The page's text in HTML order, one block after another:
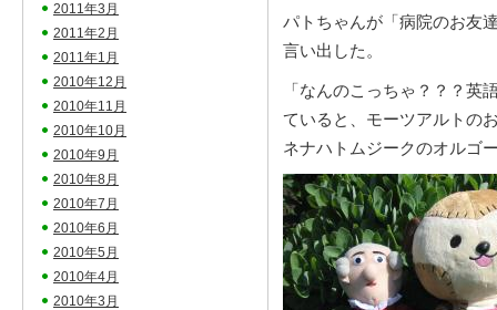
パトちゃんが「病院のお友
言い出した。
「なんのこっちゃ？？？英
ていると、モーツアルトの
ネナハトムジークのオルゴ
2011年3月
2011年2月
2011年1月
2010年12月
2010年11月
2010年10月
2010年9月
2010年8月
2010年7月
2010年6月
2010年5月
2010年4月
2010年3月